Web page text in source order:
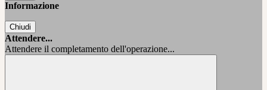
Informazione
Chiudi
Attendere...
Attendere il completamento dell'operazione...